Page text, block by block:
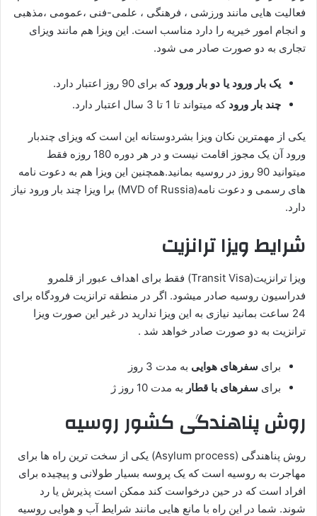
فعالیت هایی مانند ورزشی ، فرهنگی ، علمی-فنی ،‌عمومی ،‌مذهبی
و انجام امور خیریه را دارد مناسب است. این ویزا هم مانند ویزای
تجاری به دو صورت صادر می شود.
یک بار ورود یا دو بار ورود که برای 90 روز اعتبار دارد.
چند بار ورود که میتواند تا 1 تا 3 سال اعتبار دارد.
یکی از مهمترین نکان ویزا بشردوستانه این است که ویزای چندبار
ورود آن یک مجوز اقامت نیست و در هر دوره 180 روزه فقط
میتوانید 90 روز در روسیه بمانید.همچنین این ویزا هم به دعوت نامه
های رسمی و دعوت نامه(MVD of Russia) برا ویزا چند بار ورود نیاز
دارد.
شرایط ویزا ترانزیت
ویزا ترانزیت(Transit Visa) فقط برای اهداف عبور از قلمرو
فدراسیون روسیه صادر میشود. اگر در منطقه ترانزیت فرودگاه برای
24 ساعت بمانید نیازی به این ویزا ندارید در غیر این صورت ویزا
ترانزیت به دو صورت صادر خواهد شد .
برای سفرهای هوایی به مدت 3 روز
برای سفرهای با قطار به مدت 10 روز ژ
روش پناهندگی کشور روسیه
روش پناهندگی (Asylum process) یکی از سخت ترین راه ها برای
مهاجرت به روسیه است که یک پروسه بسیار طولانی و پیچیده برای
افراد است که در حین درخواست کند ممکن است پذیرش یا رد
شوند. شما در این راه با مانع هایی مانند شرایط آب و هوایی روسیه